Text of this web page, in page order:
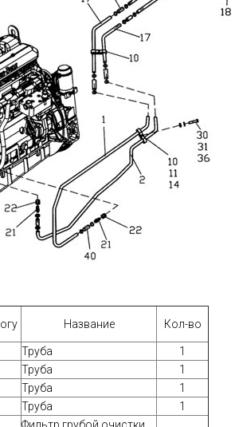
Название Кол-во
Труба
1
Труба
1
Труба
1
Труба 1